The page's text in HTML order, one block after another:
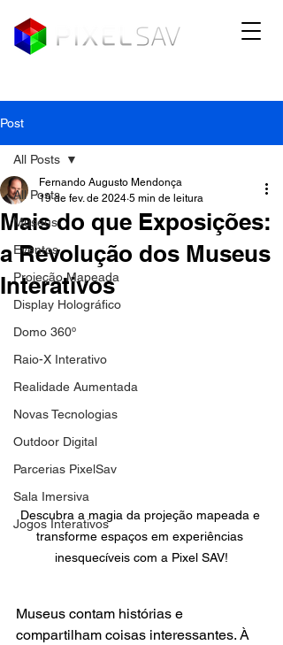
Post
All Posts
Museus
Eventos
Projeção Mapeada
Display Holográfico
Domo 360º
Raio-X Interativo
Realidade Aumentada
Novas Tecnologias
Outdoor Digital
Parcerias PixelSav
Sala Imersiva
Jogos Interativos
All Posts
Mais do que Exposições:
a Revolução dos Museus
Interativos
Fernando Augusto Mendonça
19 de fev. de 2024 5 min de leitura
Descubra a magia da projeção mapeada e
transforme espaços em experiências
inesquecíveis com a Pixel SAV!
Museus contam histórias e
compartilham coisas interessantes. À